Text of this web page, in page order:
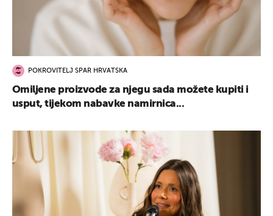
POKROVITELJ SPAR HRVATSKA
Omiljene proizvode za njegu sada možete kupiti i
usput, tijekom nabavke namirnica...